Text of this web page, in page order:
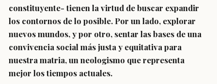
constituyente- tienen la virtud de buscar expandir
los contornos de lo posible. Por un lado, explorar
nuevos mundos, y por otro, sentar las bases de una
convivencia social más justa y equitativa para
nuestra matria, un neologismo que representa
mejor los tiempos actuales.